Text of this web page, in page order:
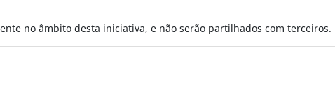
no âmbito desta iniciativa, e não serão partilhados com terceiros.